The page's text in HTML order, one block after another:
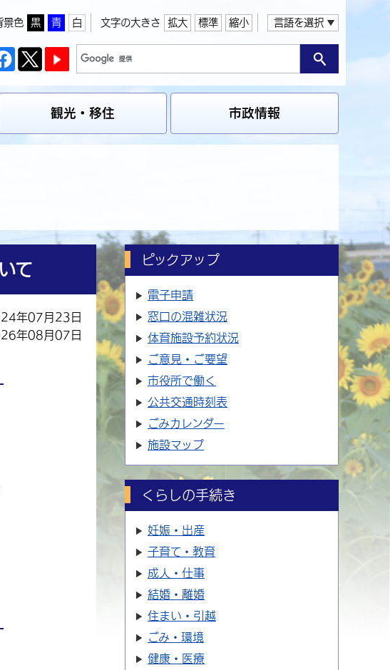
景色 黒 青 白 文字の大きさ 拡大 標準 縮小 言語を選択
観光・移住 市政情報
て
年07月23日
年08月07日
ピックアップ
電子申請
窓口の混雑状況
体育施設予約状況
ご意見・ご要望
市役所で働く
公共交通時刻表
ごみカレンダー
施設マップ
くらしの手続き
妊娠・出産
子育て・教育
成人・仕事
結婚・離婚
住まい・引越
ごみ・環境
健康・医療